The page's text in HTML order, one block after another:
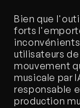
Bien que
forts
utilisateurs
mouvement
musicale par
responsable
production